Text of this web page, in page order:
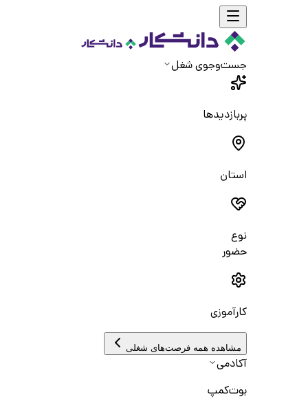
جست‌و‌جوی شغل
پربازدیدها
استان
نوع
حضور
کارآموزی
مشاهده همه فرصت‌های شغلی
آکادمی
بوت‌کمپ